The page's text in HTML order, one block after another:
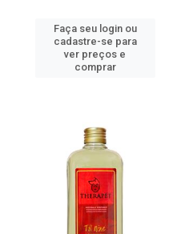
Faça seu login ou
cadastre-se para
ver preços e
comprar